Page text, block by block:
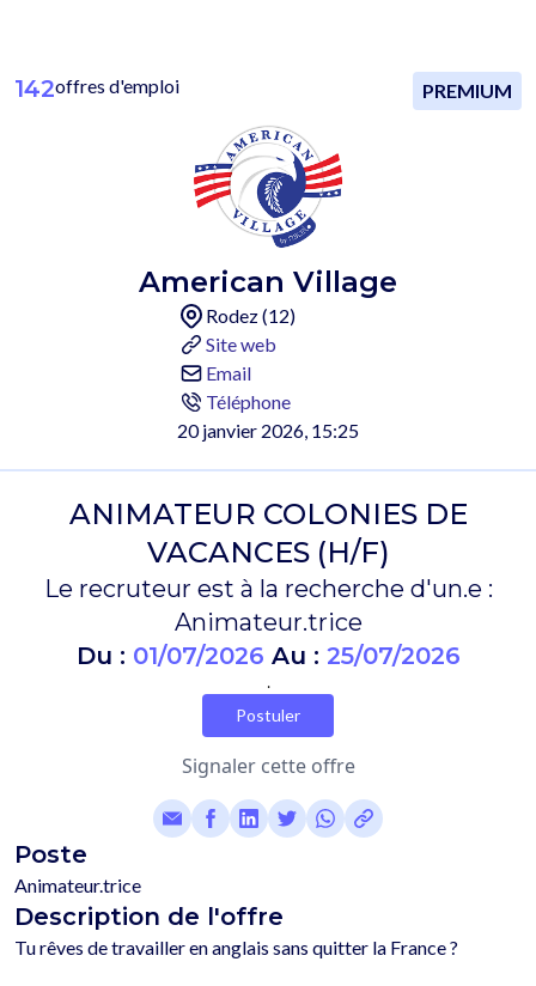
142offres d'emploi PREMIUM
American Village
Rodez (12)
Site web
Email
Téléphone
20 janvier 2026, 15:25
ANIMATEUR COLONIES DE
VACANCES (H/F)
Le recruteur est à la recherche d'un.e :
Animateur.trice
Du : 01/07/2026 Au : 25/07/2026
.
Postuler
Signaler cette offre
Poste
Animateur.trice
Description de l'offre
Tu rêves de travailler en anglais sans quitter la France ?